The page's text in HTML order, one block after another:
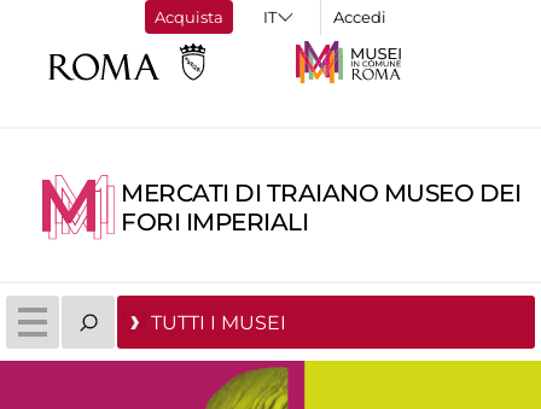
Acquista Accedi
MERCATI DI TRAIANO MUSEO DEI
FORI IMPERIALI
TUTTI I MUSEI